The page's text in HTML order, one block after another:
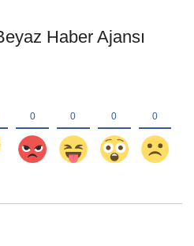
Haber Ajansı